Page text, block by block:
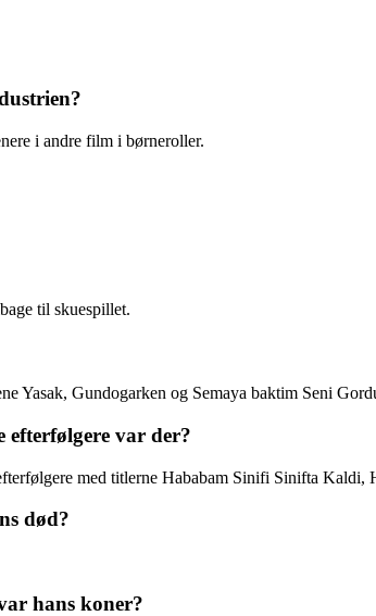
i andre film i børneroller.
til skuespillet.
Yasak, Gundogarken og Semaya baktim Seni
var der?
med titlerne Hababam Sinifi Sinifta
død?
hans koner?